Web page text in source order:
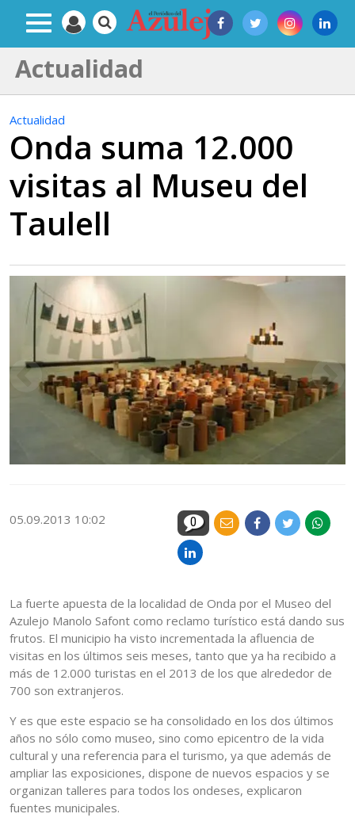
Actualidad
Actualidad
Onda suma 12.000
visitas al Museu del
Taulell
05.09.2013 10:02 0
La fuerte apuesta de la localidad de Onda por el Museo del
Azulejo Manolo Safont como reclamo turístico está dando sus
frutos. El municipio ha visto incrementada la afluencia de
visitas en los últimos seis meses, tanto que ya ha recibido a
más de 12.000 turistas en el 2013 de los que alrededor de
700 son extranjeros.
Y es que este espacio se ha consolidado en los dos últimos
años no sólo como museo, sino como epicentro de la vida
cultural y una referencia para el turismo, ya que además de
ampliar las exposiciones, dispone de nuevos espacios y se
organizan talleres para todos los ondeses, explicaron
fuentes municipales.